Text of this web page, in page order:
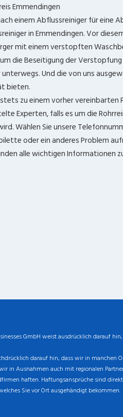
Emmendingen
einem Abflussreiniger für eine
in Emmendingen. Vor
mit einem verstopften
die Beseitigung der
Und die von uns
bieten.
zu einem vorher vereinbarten
Experten, falls es um die
Wählen Sie unsere
oder ein anderes Problem
alle wichtigen Informationen
GmbH weist ausdrücklich darauf
darauf hin, dass wir in manchen
in Ausnahmen auch mit regionalen
haften. Haftungsansprüche sind
Sie vor Ort ausgehändigt bekommen.